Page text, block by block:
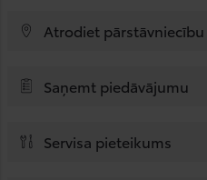
Atrodiet pārstāvniecību
Saņemt piedāvājumu
Servisa pieteikums